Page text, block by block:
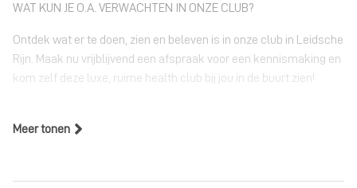
WAT KUN JE O.A. VERWACHTEN IN ONZE CLUB?
Ontdek wat er te doen, zien en beleven is in onze club in Leidsche
Rijn. Maak nu vrijblijvend een afspraak voor een kennismaking en
kom zelf deze luxe, ruime health club bij jou in de buurt zien!
Meer tonen